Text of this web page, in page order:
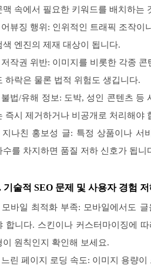
맥 속에서 필요한 키워드를 배치하는
뷰징 행위: 인위적인 트래픽 조작이
색 엔진의 제재 대상이 됩니다.
작권 위반: 이미지를 비롯한 각종 콘
하락은 물론 법적 위험도 생깁니다.
법/유해 정보: 도박, 성인 콘텐츠 등
즉시 제거하거나 비공개로 처리해야
지나친 홍보성 글: 특정 상품이나 서
수를 차지하면 품질 저하 신호가 됩니
기술적 SEO 문제 및 사용자 경험 저
모바일 최적화 부족: 모바일에서도
합니다. 스킨이나 커스터마이징에
이 원칙인지 확인해 보세요.
린 페이지 로딩 속도: 이미지 용량